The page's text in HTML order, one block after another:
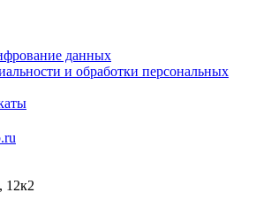
данных
и обработки персональных
12к2